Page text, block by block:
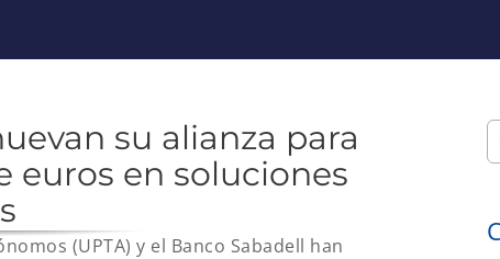
su alianza para
euros en soluciones
(UPTA) y el Banco Sabadell han